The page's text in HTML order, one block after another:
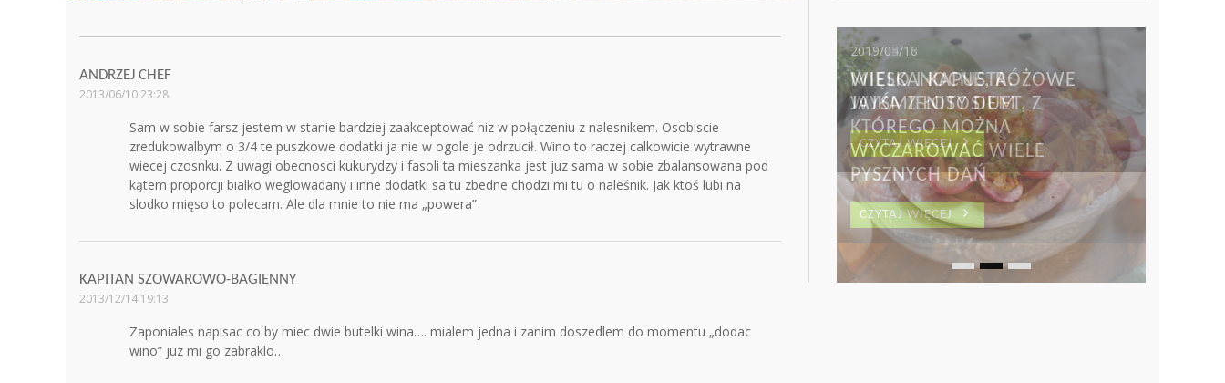
ANDRZEJ CHEF
2013/06/10 23:28
Sam w sobie farsz jestem w stanie bardziej zaakceptować niz w połączeniu z nalesnikem. Osobiscie
zredukowalbym o 3/4 te puszkowe dodatki ja nie w ogole je odrzucił. Wino to raczej calkowicie wytrawne
wiecej czosnku. Z uwagi obecnosci kukurydzy i fasoli ta mieszanka jest juz sama w sobie zbalansowana pod
kątem proporcji bialko weglowadany i inne dodatki sa tu zbedne chodzi mi tu o naleśnik. Jak ktoś lubi na
slodko mięso to polecam. Ale dla mnie to nie ma „powera”
KAPITAN SZOWAROWO-BAGIENNY
2013/12/14 19:13
Zaponiales napisac co by miec dwie butelki wina…. mialem jedna i zanim doszedlem do momentu „dodac
wino” juz mi go zabraklo…
2019/04/18
WIELKANOCNE, RÓŻOWE
JAJKA Z ŁOSOSIEM
CZYTAJ WIĘCEJ